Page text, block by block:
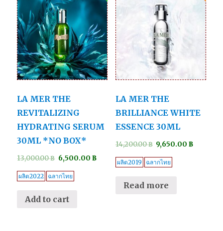
LA MER THE
REVITALIZING
HYDRATING SERUM
30ML *NO BOX*
13,000.00฿ 6,500.00 ฿
ผลิต2022 ฉลากไทย
Add to cart
LA MER THE
BRILLIANCE WHITE
ESSENCE 30ML
14,200.00฿ 9,650.00฿
ผลิต2019 ฉลากไทย
Read more